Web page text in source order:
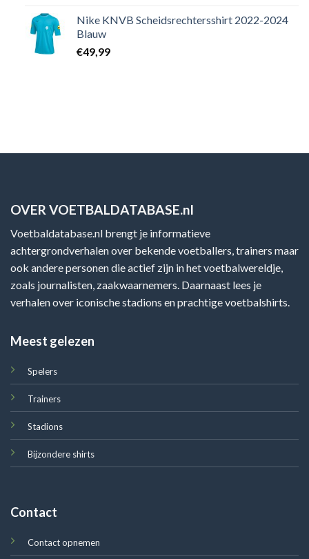
Nike KNVB Scheidsrechtersshirt 2022-2024
Blauw
€49,99
OVER VOETBALDATABASE.nl
Voetbaldatabase.nl brengt je informatieve
achtergrondverhalen over bekende voetballers, trainers maar
ook andere personen die actief zijn in het voetbalwereldje,
zoals journalisten, zaakwaarnemers. Daarnaast lees je
verhalen over iconische stadions en prachtige voetbalshirts.
Meest gelezen
Spelers
Trainers
Stadions
Bijzondere shirts
Contact
Contact opnemen